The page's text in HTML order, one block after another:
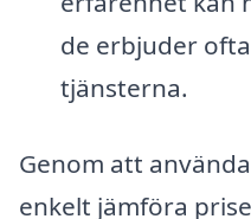
de erbjuder
tjänsterna.
Genom att
enkelt jämföra